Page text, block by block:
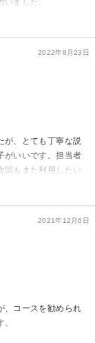
2022年8月23日
が、とても丁寧な説
がいいです。担当者
回もまた利用したい
2021年12月6日
、コースを勧められ